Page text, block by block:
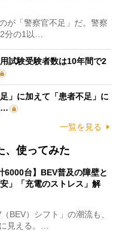
が「警察官不足」だ。警察
分の1以…
試験受験者数は10年間で2
」に加えて「患者不足」に
…
一覧を見る
、使ってみた
6000台】BEV普及の障壁と
」「充電のストレス」解
BEV）シフト」の潮流も、
見える。…